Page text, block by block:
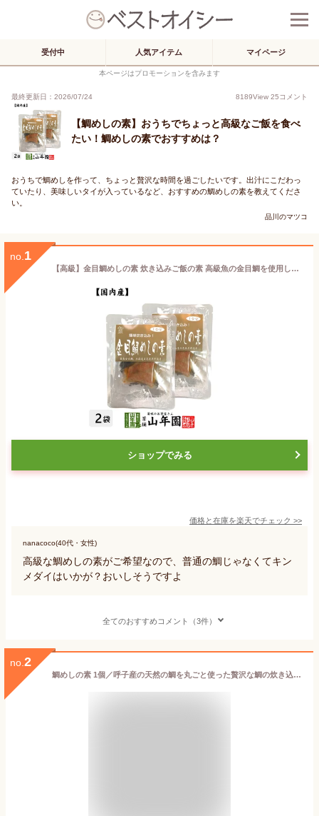
受付中 人気アイテム マイページ
本ページはプロモーションを含みます
最終更新日：2026/07/24 8189View 25コメント
【鯛めしの素】おうちでちょっと高級なご飯を食べ
たい！鯛めしの素でおすすめは？
おうちで鯛めしを作って、ちょっと贅沢な時間を過ごしたいです。出汁にこだわっ
ていたり、美味しいタイが入っているなど、おすすめの鯛めしの素を教えてくださ
い。
品川のマツコ
no. 1
【高級】金目鯛めしの素 炊き込みご飯の素 高級魚の金目鯛を使用した超高級金目鯛めし×2袋セット 送料無料 金目鯛めし膳 金目鯛ごはん 金目鯛茶漬け ギフト プレゼント 内祝い お返し お年賀 プチギフト 2024 お茶 父 母 お祝い 誕生日 お礼 通販
ショップでみる
価格と在庫を楽天でチェック >>
nanacoco(40代・女性)
高級な鯛めしの素がご希望なので、普通の鯛じゃなくてキン
メダイはいかが？おいしそうですよ
全てのおすすめコメント（3件）
no. 2
鯛めしの素 1個／呼子産の天然の鯛を丸ごと使った贅沢な鯛の炊き込みご飯が、ご家庭で簡単に。常温長期保存可能。